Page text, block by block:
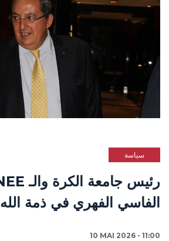
سياسة
الفاسي الفهري في ذمة الله
10 MAI 2026 - 11:00